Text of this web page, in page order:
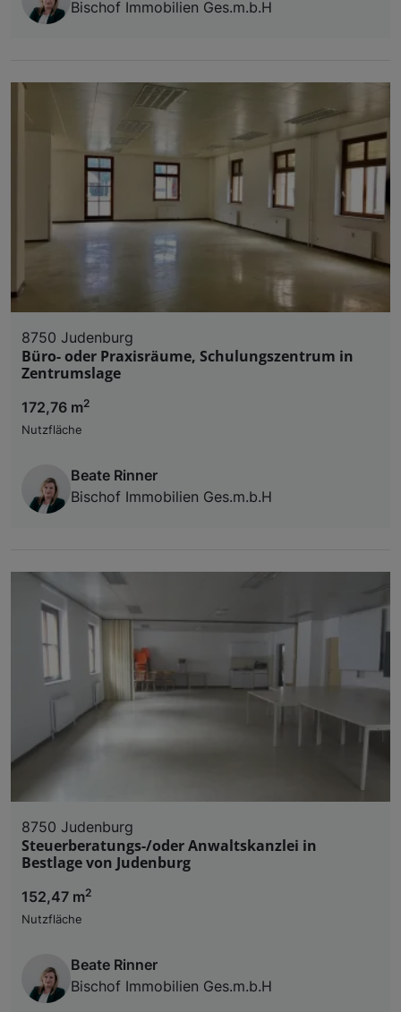
Bischof Immobilien Ges.m.b.H
8750 Judenburg
Büro- oder Praxisräume, Schulungszentrum in
Zentrumslage
172,76 m2
Nutzfläche
Beate Rinner
Bischof Immobilien Ges.m.b.H
8750 Judenburg
Steuerberatungs-/oder Anwaltskanzlei in
Bestlage von Judenburg
152,47 m2
Nutzfläche
Beate Rinner
Bischof Immobilien Ges.m.b.H